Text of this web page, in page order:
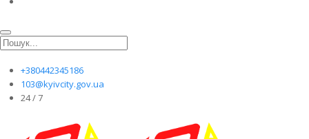
+380442345186
103@kyivcity.gov.ua
24 / 7